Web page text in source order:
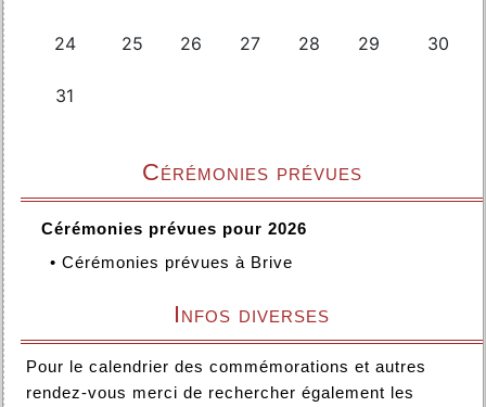
Cérémonies prévues
Cérémonies prévues pour 2026
• Cérémonies prévues à Brive
Infos diverses
Pour le calendrier des commémorations et autres
rendez-vous merci de rechercher également les